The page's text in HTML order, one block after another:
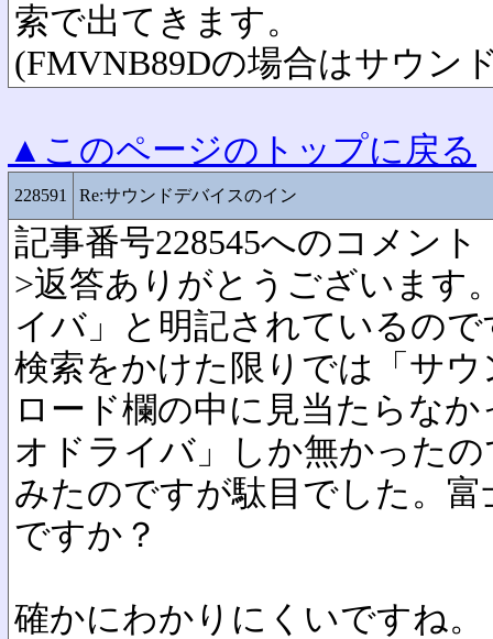
索で出てきます。
(FMVNB89Dの場合はサウン
▲このページのトップに戻る
228591 Re:サウンドデバイスのイン
記事番号228545へのコメント
>返答ありがとうございます
イバ」と明記されているの
検索をかけた限りでは「サ
ロード欄の中に見当たらな
オドライバ」しか無かった
みたのですが駄目でした。
ですか？
確かにわかりにくいですね。